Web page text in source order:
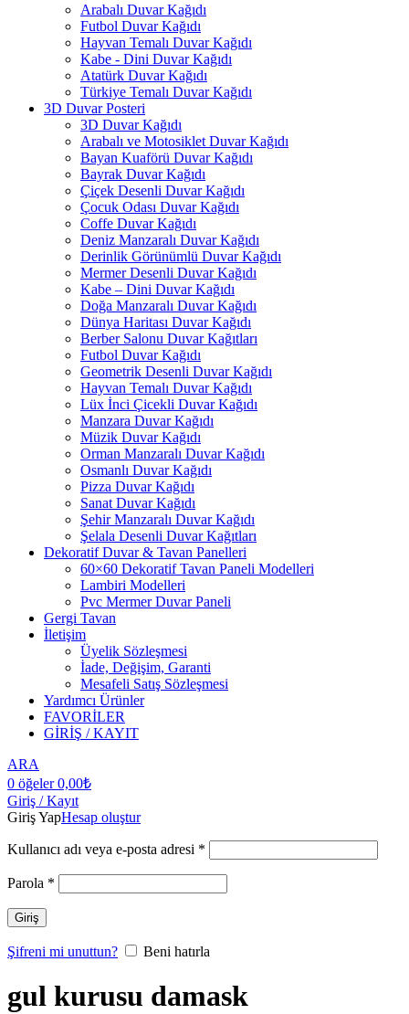
Arabalı Duvar Kağıdı
Futbol Duvar Kağıdı
Hayvan Temalı Duvar Kağıdı
Kabe - Dini Duvar Kağıdı
Atatürk Duvar Kağıdı
Türkiye Temalı Duvar Kağıdı
3D Duvar Posteri
3D Duvar Kağıdı
Arabalı ve Motosiklet Duvar Kağıdı
Bayan Kuaförü Duvar Kağıdı
Bayrak Duvar Kağıdı
Çiçek Desenli Duvar Kağıdı
Çocuk Odası Duvar Kağıdı
Coffe Duvar Kağıdı
Deniz Manzaralı Duvar Kağıdı
Derinlik Görünümlü Duvar Kağıdı
Mermer Desenli Duvar Kağıdı
Kabe – Dini Duvar Kağıdı
Doğa Manzaralı Duvar Kağıdı
Dünya Haritası Duvar Kağıdı
Berber Salonu Duvar Kağıtları
Futbol Duvar Kağıdı
Geometrik Desenli Duvar Kağıdı
Hayvan Temalı Duvar Kağıdı
Lüx İnci Çicekli Duvar Kağıdı
Manzara Duvar Kağıdı
Müzik Duvar Kağıdı
Orman Manzaralı Duvar Kağıdı
Osmanlı Duvar Kağıdı
Pizza Duvar Kağıdı
Sanat Duvar Kağıdı
Şehir Manzaralı Duvar Kağıdı
Şelala Desenli Duvar Kağıtları
Dekoratif Duvar & Tavan Panelleri
60×60 Dekoratif Tavan Paneli Modelleri
Lambiri Modelleri
Pvc Mermer Duvar Paneli
Gergi Tavan
İletişim
Üyelik Sözleşmesi
İade, Değişim, Garanti
Mesafeli Satış Sözleşmesi
Yardımcı Ürünler
FAVORİLER
GİRİŞ / KAYIT
ARA
0 öğeler 0,00₺
Giriş / Kayıt
Giriş YapHesap oluştur
Kullanıcı adı veya e-posta adresi *
Parola *
Giriş
Şifreni mi unuttun? Beni hatırla
gul kurusu damask